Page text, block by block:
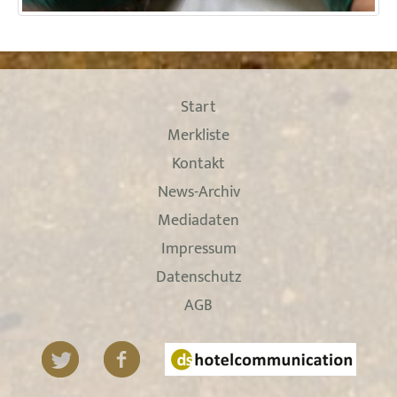
Start
Merkliste
Kontakt
News-Archiv
Mediadaten
Impressum
Datenschutz
AGB